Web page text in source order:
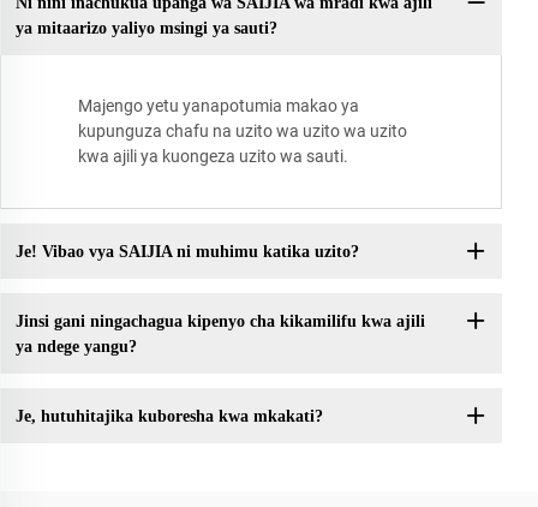
ya mitaarizo yaliyo msingi ya sauti?
Majengo yetu yanapotumia makao ya
kupunguza chafu na uzito wa uzito wa uzito
kwa ajili ya kuongeza uzito wa sauti.
Je! Vibao vya SAIJIA ni muhimu katika uzito?
Jinsi gani ningachagua kipenyo cha kikamilifu kwa ajili
ya ndege yangu?
Je, hutuhitajika kuboresha kwa mkakati?